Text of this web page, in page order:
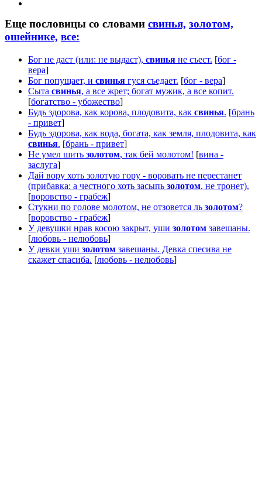
Еще пословицы со словами свинья, золотом,
ошейнике, все:
Бог не даст (или: не выдаст), свинья не съест. [бог -
вера]
Бог попущает, и свинья гуся съедает. [бог - вера]
Сыта свинья, а все жрет; богат мужик, а все копит.
[богатство - убожество]
Будь здорова, как корова, плодовита, как свинья. [брань
- привет]
Будь здорова, как вода, богата, как земля, плодовита, как
свинья. [брань - привет]
Не умел шить золотом, так бей молотом! [вина -
заслуга]
Дай вору хоть золотую гору - воровать не перестанет
(прибавка: а честного хоть засыпь золотом, не тронет).
[воровство - грабеж]
Стукни по голове молотом, не отзовется ль золотом?
[воровство - грабеж]
У девушки нрав косою закрыт, уши золотом завешаны.
[любовь - нелюбовь]
У девки уши золотом завешаны. Девка спесива не
скажет спасиба. [любовь - нелюбовь]